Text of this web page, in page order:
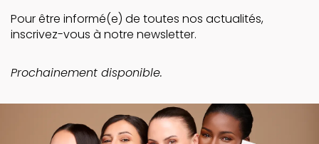
Pour être informé(e) de toutes nos actualités,
inscrivez-vous à notre newsletter.
Prochainement disponible.